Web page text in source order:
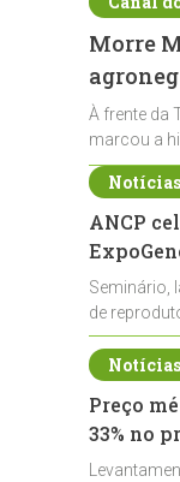
Morre
À frente da
marcou a
ANCP
Seminário,
de
durante a
Preço
33% no